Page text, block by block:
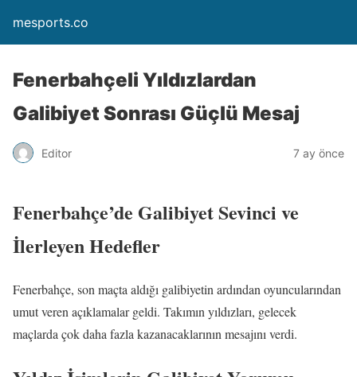
mesports.co
Fenerbahçeli Yıldızlardan
Galibiyet Sonrası Güçlü Mesaj
Editor 7 ay önce
Fenerbahçe’de Galibiyet Sevinci ve
İlerleyen Hedefler
Fenerbahçe, son maçta aldığı galibiyetin ardından oyuncularından
umut veren açıklamalar geldi. Takımın yıldızları, gelecek
maçlarda çok daha fazla kazanacaklarının mesajını verdi.